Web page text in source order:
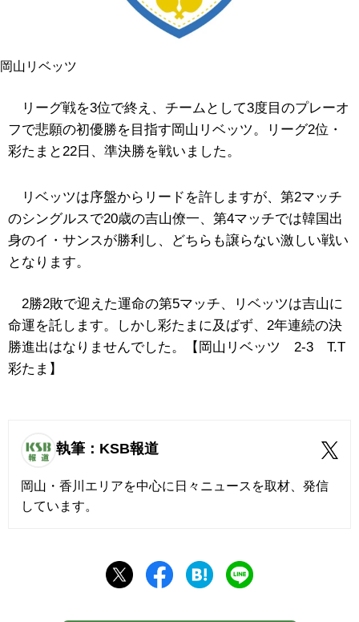
岡山リベッツ
リーグ戦を3位で終え、チームとして3度目のプレーオ
フで悲願の初優勝を目指す岡山リベッツ。リーグ2位・
彩たまと22日、準決勝を戦いました。
リベッツは序盤からリードを許しますが、第2マッチ
のシングルスで20歳の吉山僚一、第4マッチでは韓国出
身のイ・サンスが勝利し、どちらも譲らない激しい戦い
となります。
2勝2敗で迎えた運命の第5マッチ、リベッツは吉山に
命運を託します。しかし彩たまに及ばず、2年連続の決
勝進出はなりませんでした。【岡山リベッツ 2‐3 T.T
彩たま】
執筆：KSB報道
岡山・香川エリアを中心に日々ニュースを取材、発信
しています。